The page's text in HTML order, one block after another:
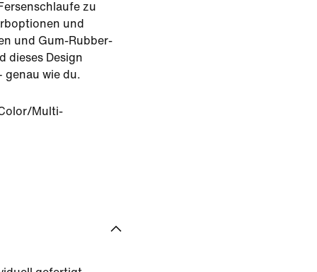
zu
und
und Gum-Rubber-
dieses Design
genau wie du.
Multi-